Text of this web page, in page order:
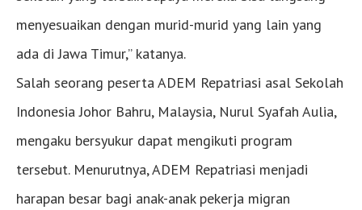
menyesuaikan dengan murid-murid yang lain yang
ada di Jawa Timur,” katanya.
Salah seorang peserta ADEM Repatriasi asal Sekolah
Indonesia Johor Bahru, Malaysia, Nurul Syafah Aulia,
mengaku bersyukur dapat mengikuti program
tersebut. Menurutnya, ADEM Repatriasi menjadi
harapan besar bagi anak-anak pekerja migran